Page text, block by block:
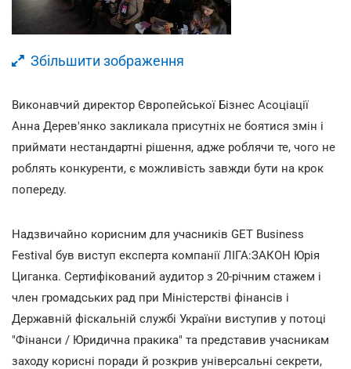
Збільшити зображення
Виконавчий директор Європейської Бізнес Асоціації
Анна Дерев'янко закликала присутніх не боятися змін і
приймати нестандартні рішення, адже роблячи те, чого не
роблять конкуренти, є можливість завжди бути на крок
попереду.
Надзвичайно корисним для учасників GET Business
Festival був виступ експерта компанії ЛІГА:ЗАКОН Юрія
Циганка. Сертифікований аудитор з 20-річним стажем і
член громадських рад при Міністерстві фінансів і
Державній фіскальній службі України виступив у потоці
"Фінанси / Юридична пракика" та представив учасникам
заходу корисні поради й розкрив універсальні секрети,